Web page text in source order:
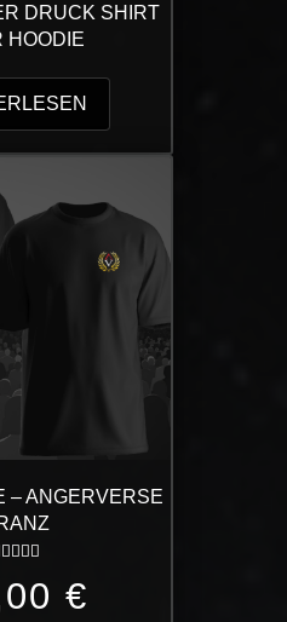
DRUCK SHIRT
HOODIE
– ANGERVERSE
€